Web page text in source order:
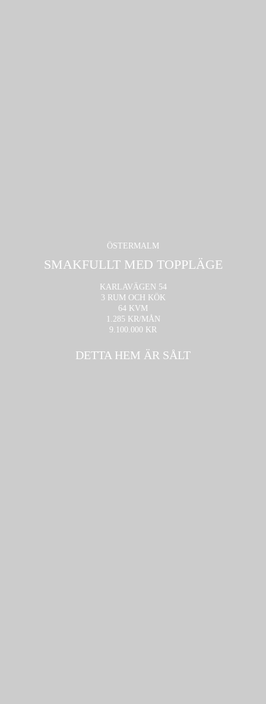
ÖSTERMALM
SMAKFULLT MED TOPPLÄGE
KARLAVÄGEN 54
3 RUM OCH KÖK
64 KVM
1.285 KR/MÅN
9.100.000 KR
DETTA HEM ÄR SÅLT